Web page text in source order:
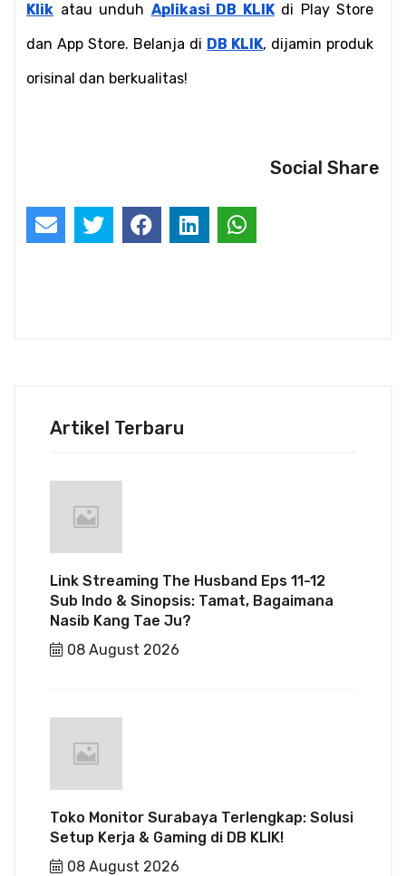
Klik atau unduh Aplikasi DB KLIK di Play Store
dan App Store. Belanja di DB KLIK, dijamin produk
orisinal dan berkualitas!
Social Share
Artikel Terbaru
Link Streaming The Husband Eps 11-12
Sub Indo & Sinopsis: Tamat, Bagaimana
Nasib Kang Tae Ju?
08 August 2026
Toko Monitor Surabaya Terlengkap: Solusi
Setup Kerja & Gaming di DB KLIK!
08 August 2026